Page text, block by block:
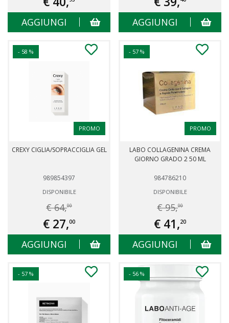
AGGIUNGI AGGIUNGI
- 58 %
PROMO
CREXY CIGLIA/SOPRACCIGLIA GEL
989854397
DISPONIBILE
€ 64,00
€ 27,00
AGGIUNGI
- 57 %
PROMO
LABO COLLAGENINA CREMA
GIORNO GRADO 2 50 ML
984786210
DISPONIBILE
€ 95,00
€ 41,20
AGGIUNGI
- 57 % - 56 %